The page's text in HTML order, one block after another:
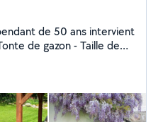
de 50 ans intervient
de gazon - Taille de
réparations hors
"Contacter" ci-